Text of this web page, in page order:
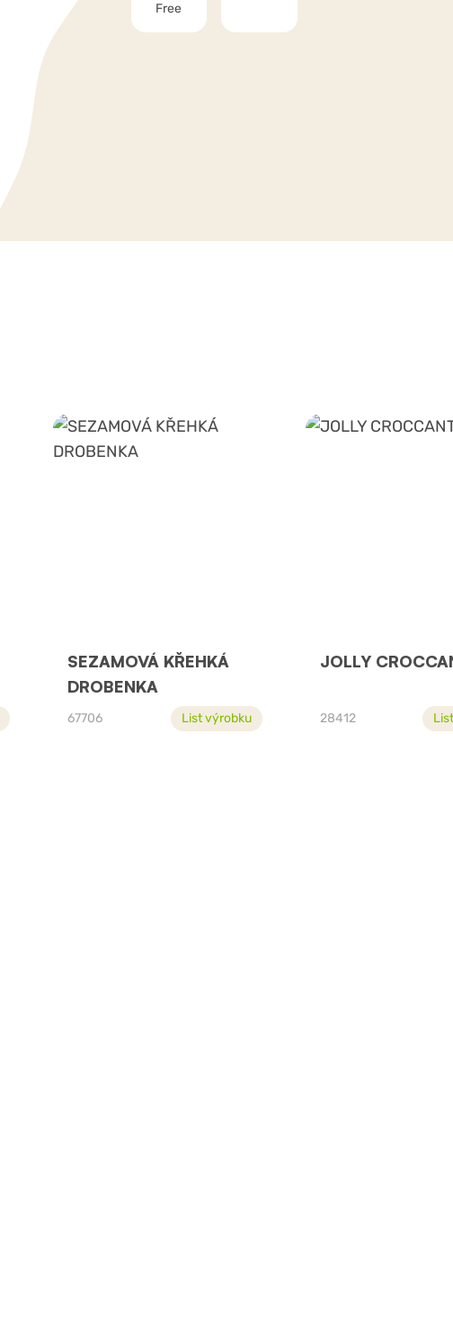
Free
SEZAMOVÁ KŘEHKÁ
DROBENKA
67706 List výrobku
JOLLY
28412